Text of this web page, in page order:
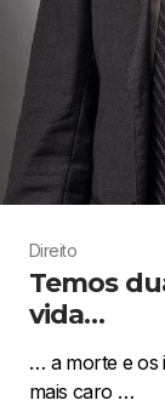
Direito
Temos
vida…
… a morte e os
mais caro …